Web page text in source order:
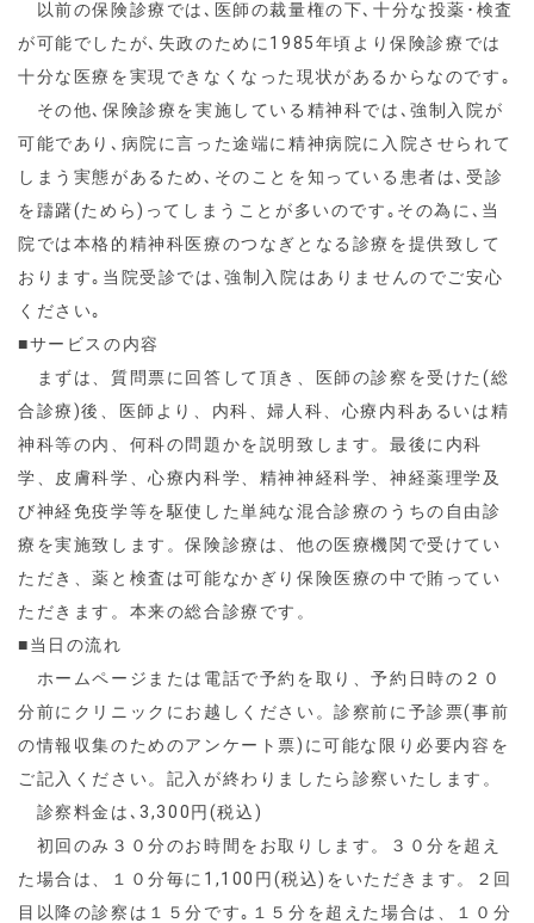
以前の保険診療では､医師の裁量権の下､十分な投薬･検査
が可能でしたが､失政のために1985年頃より保険診療では
十分な医療を実現できなくなった現状があるからなのです｡
その他､保険診療を実施している精神科では､強制入院が
可能であり､病院に言った途端に精神病院に入院させられて
しまう実態があるため､そのことを知っている患者は､受診
を躊躇(ためら)ってしまうことが多いのです｡その為に､当
院では本格的精神科医療のつなぎとなる診療を提供致して
おります｡当院受診では､強制入院はありませんのでご安心
ください｡
■サービスの内容
まずは、質問票に回答して頂き、医師の診察を受けた(総
合診療)後、医師より、内科、婦人科、心療内科あるいは精
神科等の内、何科の問題かを説明致します。最後に内科
学、皮膚科学、心療内科学、精神神経科学、神経薬理学及
び神経免疫学等を駆使した単純な混合診療のうちの自由診
療を実施致します。保険診療は、他の医療機関で受けてい
ただき、薬と検査は可能なかぎり保険医療の中で賄ってい
ただきます。本来の総合診療です。
■当日の流れ
ホームページまたは電話で予約を取り、予約日時の２０
分前にクリニックにお越しください。診察前に予診票(事前
の情報収集のためのアンケート票)に可能な限り必要内容を
ご記入ください。記入が終わりましたら診察いたします。
診察料金は､3,300円(税込)
初回のみ３０分のお時間をお取りします。３０分を超え
た場合は、１０分毎に1,100円(税込)をいただきます。２回
目以降の診察は１５分です｡ １５分を超えた場合は、１０分